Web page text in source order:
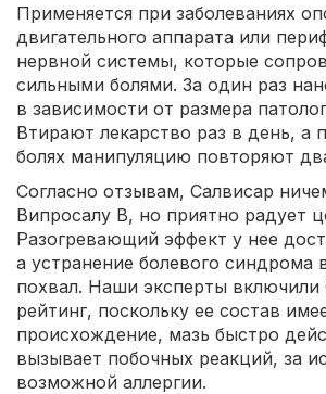
Применяется при заболеваниях
двигательного аппарата или
нервной системы, которые
сильными болями. За один раз
в зависимости от размера
Втирают лекарство раз в день, а
болях манипуляцию повторяют
Согласно отзывам, Салвисар
Випросалу В, но приятно радует
Разогревающий эффект у нее
а устранение болевого синдрома
похвал. Наши эксперты включили
рейтинг, поскольку ее состав
происхождение, мазь быстро
вызывает побочных реакций, за
возможной аллергии.